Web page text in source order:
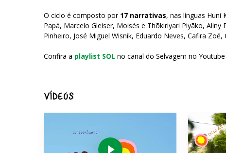
O ciclo é composto por 17 narrativas, nas línguas Huni
Papá, Marcelo Gleiser, Moisés e Thõkiriyari Piyãko,
Pinheiro, José Miguel Wisnik, Eduardo Neves, Cafira
Confira a playlist SOL no canal do Selvagem no
VÍDEOS
Play Video